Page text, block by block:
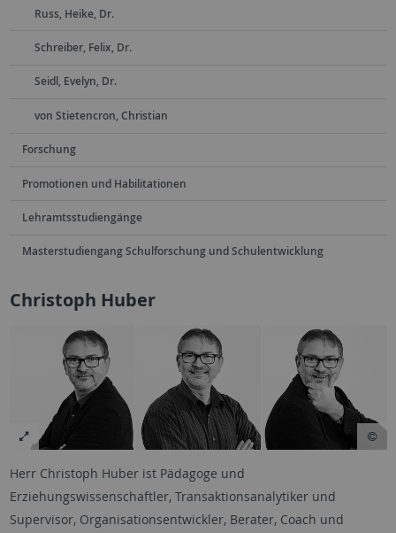
Russ, Heike, Dr.
Schreiber, Felix, Dr.
Seidl, Evelyn, Dr.
von Stietencron, Christian
Forschung
Promotionen und Habilitationen
Lehramtsstudiengänge
Masterstudiengang Schulforschung und Schulentwicklung
Christoph Huber
Herr Christoph Huber ist Pädagoge und
Erziehungswissenschaftler, Transaktionsanalytiker und
Supervisor, Organisationsentwickler, Berater, Coach und